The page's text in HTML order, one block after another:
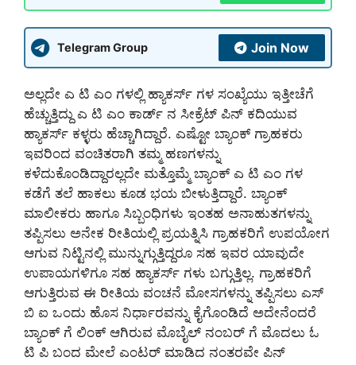
Telegram Group Join Now
ಅಲ್ಲದೇ ಎ ಟಿ ಎಂ ಗಳಲ್ಲಿ ಹ್ಯಾಕರ್ಸ್ ಗಳ ಸಂಖ್ಯೆಯು ಇತ್ತೀಚೆಗೆ
ಹೆಚ್ಚುತ್ತಿದ್ದು ಎ ಟಿ ಎಂ ಕಾರ್ಡ್ ನ ಸೀಕ್ರೆಟ್ ಪಿನ್ ಕದಿಯುವ
ಹ್ಯಾಕರ್ಸ್ ಕಳ್ಳರು ಹೆಚ್ಚಾಗಿದ್ದಾರೆ. ಎಷ್ಟೋ ಬ್ಯಾಂಕ್ ಗ್ರಾಹಕರು
ಇವರಿಂದ ವಂಚಿತರಾಗಿ ತಮ್ಮ ಹಣಗಳನ್ನು
ಕಳೆದುಕೊಂಡಿದ್ದಾರಲ್ಲದೇ ಮತ್ತೊಮ್ಮೆ ಬ್ಯಾಂಕ್ ಎ ಟಿ ಎಂ ಗಳ
ಕಡೆಗೆ ತಲೆ ಹಾಕಲು ಕೂಡ ಭಯ ಬೀಳುತ್ತಿದ್ದಾರೆ. ಬ್ಯಾಂಕ್
ಮಾಲೀಕರು ಹಾಗೂ ಸಿಬ್ಬಂಧಿಗಳು ಇಂತಹ ಅನಾಹುತಗಳನ್ನು
ತಪ್ಪಿಸಲು ಅನೇಕ ರೀತಿಯಲ್ಲಿ ಪ್ರಯತ್ನಿಸಿ ಗ್ರಾಹಕರಿಗೆ ಉಪಯೋಗ
ಆಗುವ ನಿಟ್ಟಿನಲ್ಲಿ ಮುನ್ನುಗ್ಗುತ್ತಿದ್ದರೂ ಸಹ ಇವರ ಯಾವುದೇ
ಉಪಾಯಗಳಿಗೂ ಸಹ ಹ್ಯಾಕರ್ಸ್ ಗಳು ಬಗ್ಗುತ್ತಿಲ್ಲ. ಗ್ರಾಹಕರಿಗೆ
ಆಗುತ್ತಿರುವ ಈ ರೀತಿಯ ವಂಚನೆ ಮೋಸಗಳನ್ನು ತಪ್ಪಿಸಲು ಎಸ್
ಬಿ ಐ ಒಂದು ಹೊಸ ನಿರ್ಧಾರವನ್ನು ಕೈಗೊಂಡಿದೆ ಅದೇನೆಂದರೆ
ಬ್ಯಾಂಕ್ ಗೆ ಲಿಂಕ್ ಆಗಿರುವ ಮೊಬೈಲ್ ನಂಬರ್ ಗೆ ಮೊದಲು ಓ
ಟಿ ಪಿ ಬಂದ ಮೇಲೆ ಎಂಟರ್ ಮಾಡಿದ ನಂತರವೇ ಪಿನ್